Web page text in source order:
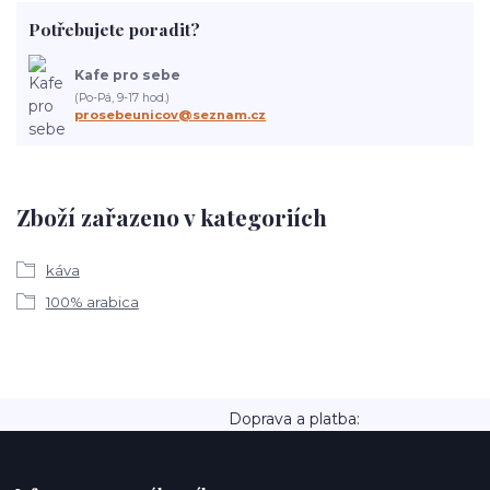
Zboží zařazeno v kategoriích
káva
100% arabica
Potřebujete poradit?
Kafe pro sebe
(Po-Pá, 9-17 hod.)
prosebeunicov@seznam.cz
Doprava a platba: